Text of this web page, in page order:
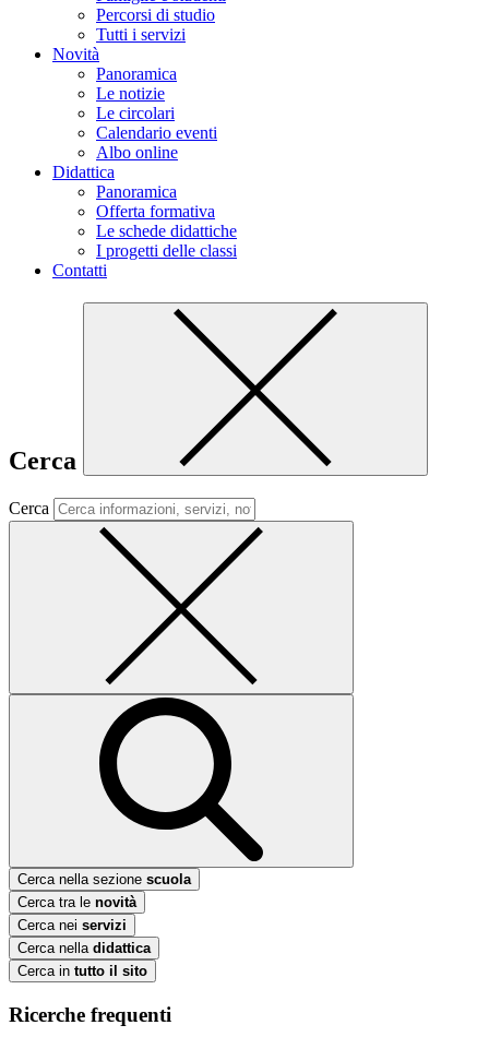
Percorsi di studio
Tutti i servizi
Novità
Panoramica
Le notizie
Le circolari
Calendario eventi
Albo online
Didattica
Panoramica
Offerta formativa
Le schede didattiche
I progetti delle classi
Contatti
Cerca
Cerca
Cerca nella sezione scuola
Cerca tra le novità
Cerca nei servizi
Cerca nella didattica
Cerca in tutto il sito
Ricerche frequenti